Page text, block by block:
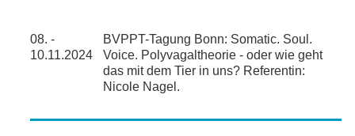
08. -
10.11.2024
BVPPT-Tagung Bonn: Somatic. Soul.
Voice. Polyvagaltheorie - oder wie geht
das mit dem Tier in uns? Referentin:
Nicole Nagel.